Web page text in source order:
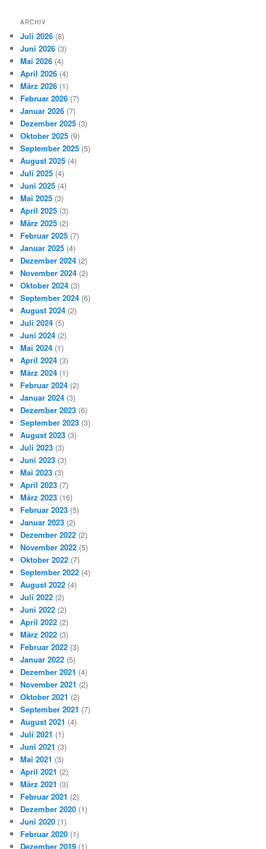
ARCHIV
Juli 2026 (8)
Juni 2026 (3)
Mai 2026 (4)
April 2026 (4)
März 2026 (1)
Februar 2026 (7)
Januar 2026 (7)
Dezember 2025 (3)
Oktober 2025 (9)
September 2025 (5)
August 2025 (4)
Juli 2025 (4)
Juni 2025 (4)
Mai 2025 (3)
April 2025 (3)
März 2025 (2)
Februar 2025 (7)
Januar 2025 (4)
Dezember 2024 (2)
November 2024 (2)
Oktober 2024 (3)
September 2024 (6)
August 2024 (2)
Juli 2024 (5)
Juni 2024 (2)
Mai 2024 (1)
April 2024 (3)
März 2024 (1)
Februar 2024 (2)
Januar 2024 (3)
Dezember 2023 (6)
September 2023 (3)
August 2023 (3)
Juli 2023 (3)
Juni 2023 (3)
Mai 2023 (3)
April 2023 (7)
März 2023 (16)
Februar 2023 (5)
Januar 2023 (2)
Dezember 2022 (2)
November 2022 (5)
Oktober 2022 (7)
September 2022 (4)
August 2022 (4)
Juli 2022 (2)
Juni 2022 (2)
April 2022 (2)
März 2022 (3)
Februar 2022 (3)
Januar 2022 (5)
Dezember 2021 (4)
November 2021 (2)
Oktober 2021 (2)
September 2021 (7)
August 2021 (4)
Juli 2021 (1)
Juni 2021 (3)
Mai 2021 (3)
April 2021 (2)
März 2021 (3)
Februar 2021 (2)
Dezember 2020 (1)
Juni 2020 (1)
Februar 2020 (1)
Dezember 2019 (1)